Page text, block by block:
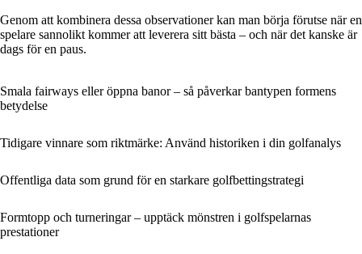
Genom att kombinera dessa observationer kan man börja förutse när en
spelare sannolikt kommer att leverera sitt bästa – och när det kanske är
dags för en paus.
Smala fairways eller öppna banor – så påverkar bantypen formens
betydelse
Tidigare vinnare som riktmärke: Använd historiken i din golfanalys
Offentliga data som grund för en starkare golfbettingstrategi
Formtopp och turneringar – upptäck mönstren i golfspelarnas
prestationer